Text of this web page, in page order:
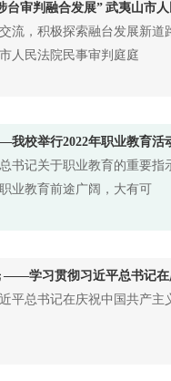
台审判融合发展” 武夷山市
流，积极探索融台发展新道
人民法院民事审判庭庭
校举行2022年职业教育活
书记关于职业教育的重要
业教育前途广阔，大有可
——学习贯彻习近平总书记
平总书记在庆祝中国共产主